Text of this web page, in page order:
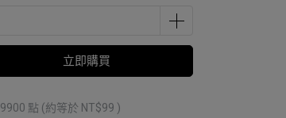
立即購買
9900 點 (約等於 NT$99 )